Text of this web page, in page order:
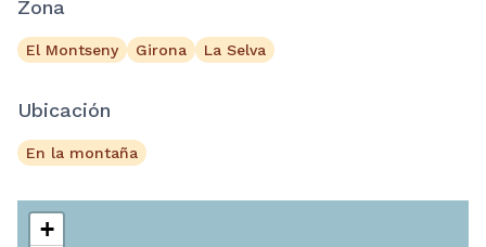
Zona
El Montseny Girona La Selva
Ubicación
En la montaña
+